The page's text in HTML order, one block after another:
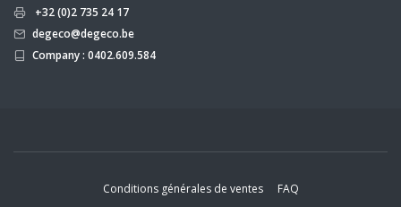
+32 (0)2 735 24 17
degeco@degeco.be
Company : 0402.609.584
Conditions générales de ventes FAQ